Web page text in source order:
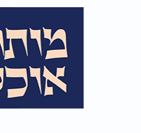
ממד ציבורי
והפנים את
קבועה על עלייה
הפוליטיות לא
לבו ותורתו
עבר מדור לדור